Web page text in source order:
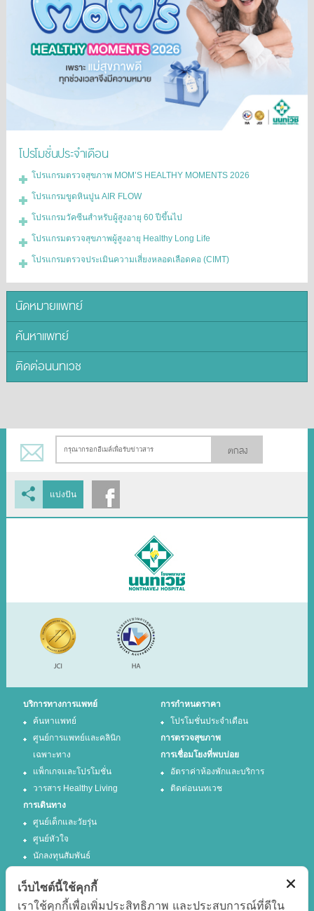
โปรโมชั่นประจำเดือน
โปรแกรมตรวจสุขภาพ MOM’S HEALTHY MOMENTS 2026
โปรแกรมขูดหินปูน AIR FLOW
โปรแกรมวัคซีนสำหรับผู้สูงอายุ 60 ปีขึ้นไป
โปรแกรมตรวจสุขภาพผู้สูงอายุ Healthy Long Life
โปรแกรมตรวจประเมินความเสี่ยงหลอดเลือดคอ (CIMT)
นัดหมายแพทย์
ค้นหาแพทย์
ติดต่อนนทเวช
ตกลง
แบ่งปัน
บริการทางการแพทย์
ค้นหาแพทย์
ศูนย์การแพทย์และคลินิก
เฉพาะทาง
แพ็กเกจและโปรโมชั่น
วารสาร Healthy Living
การกำหนดราคา
โปรโมชั่นประจำเดือน
การตรวจสุขภาพ
การเชื่อมโยงที่พบบ่อย
อัตราค่าห้องพักและบริการ
ติดต่อนนทเวช
การเดินทาง
ศูนย์เด็กและวัยรุ่น
ศูนย์หัวใจ
นักลงทุนสัมพันธ์
เว็บไซต์นี้ใช้คุกกี้
เราใช้คุกกี้เพื่อเพิ่มประสิทธิภาพ และประสบการณ์ที่ดีใน